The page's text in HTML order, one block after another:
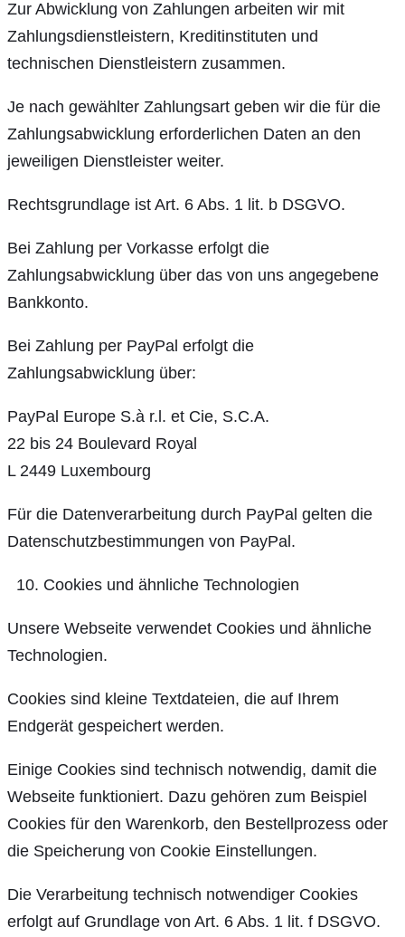
Zur Abwicklung von Zahlungen arbeiten wir mit
Zahlungsdienstleistern, Kreditinstituten und
technischen Dienstleistern zusammen.
Je nach gewählter Zahlungsart geben wir die für die
Zahlungsabwicklung erforderlichen Daten an den
jeweiligen Dienstleister weiter.
Rechtsgrundlage ist Art. 6 Abs. 1 lit. b DSGVO.
Bei Zahlung per Vorkasse erfolgt die
Zahlungsabwicklung über das von uns angegebene
Bankkonto.
Bei Zahlung per PayPal erfolgt die
Zahlungsabwicklung über:
PayPal Europe S.à r.l. et Cie, S.C.A.
22 bis 24 Boulevard Royal
L 2449 Luxembourg
Für die Datenverarbeitung durch PayPal gelten die
Datenschutzbestimmungen von PayPal.
Cookies und ähnliche Technologien
Unsere Webseite verwendet Cookies und ähnliche
Technologien.
Cookies sind kleine Textdateien, die auf Ihrem
Endgerät gespeichert werden.
Einige Cookies sind technisch notwendig, damit die
Webseite funktioniert. Dazu gehören zum Beispiel
Cookies für den Warenkorb, den Bestellprozess oder
die Speicherung von Cookie Einstellungen.
Die Verarbeitung technisch notwendiger Cookies
erfolgt auf Grundlage von Art. 6 Abs. 1 lit. f DSGVO.